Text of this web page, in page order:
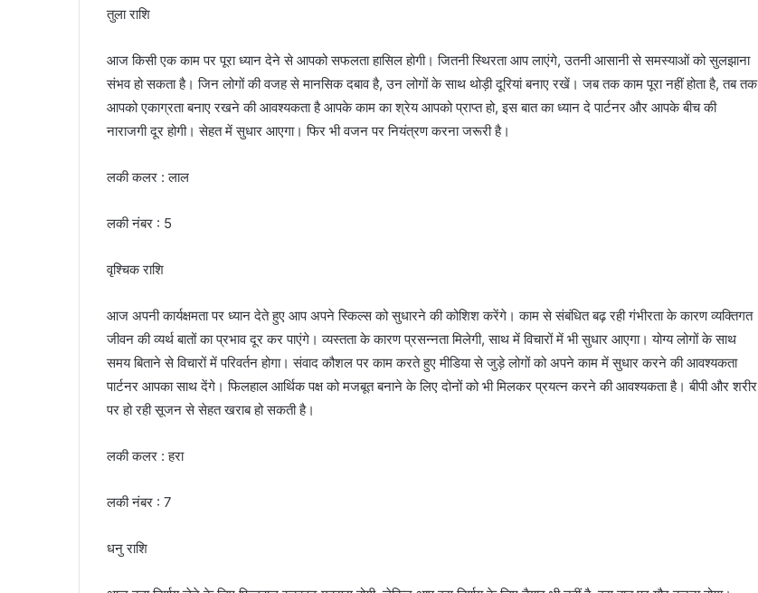
तुला राशि
आज किसी एक काम पर पूरा ध्यान देने से आपको सफलता हासिल होगी। जितनी स्थिरता आप लाएंगे, उतनी आसानी से समस्याओं को सुलझाना
संभव हो सकता है। जिन लोगों की वजह से मानसिक दबाव है, उन लोगों के साथ थोड़ी दूरियां बनाए रखें। जब तक काम पूरा नहीं होता है, तब तक
आपको एकाग्रता बनाए रखने की आवश्यकता है आपके काम का श्रेय आपको प्राप्त हो, इस बात का ध्यान दे पार्टनर और आपके बीच की
नाराजगी दूर होगी। सेहत में सुधार आएगा। फिर भी वजन पर नियंत्रण करना जरूरी है।
लकी कलर : लाल
लकी नंबर : 5
वृश्चिक राशि
आज अपनी कार्यक्षमता पर ध्यान देते हुए आप अपने स्किल्स को सुधारने की कोशिश करेंगे। काम से संबंधित बढ़ रही गंभीरता के कारण व्यक्तिगत
जीवन की व्यर्थ बातों का प्रभाव दूर कर पाएंगे। व्यस्तता के कारण प्रसन्नता मिलेगी, साथ में विचारों में भी सुधार आएगा। योग्य लोगों के साथ
समय बिताने से विचारों में परिवर्तन होगा। संवाद कौशल पर काम करते हुए मीडिया से जुड़े लोगों को अपने काम में सुधार करने की आवश्यकता
पार्टनर आपका साथ देंगे। फिलहाल आर्थिक पक्ष को मजबूत बनाने के लिए दोनों को भी मिलकर प्रयत्न करने की आवश्यकता है। बीपी और शरीर
पर हो रही सूजन से सेहत खराब हो सकती है।
लकी कलर : हरा
लकी नंबर : 7
धनु राशि